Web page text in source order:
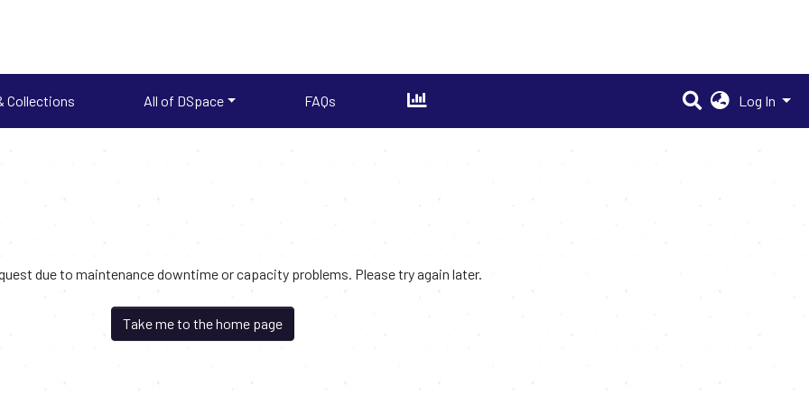
Collections All of DSpace FAQs Log In
due to maintenance downtime or capacity problems. Please try again later.
Take me to the home page